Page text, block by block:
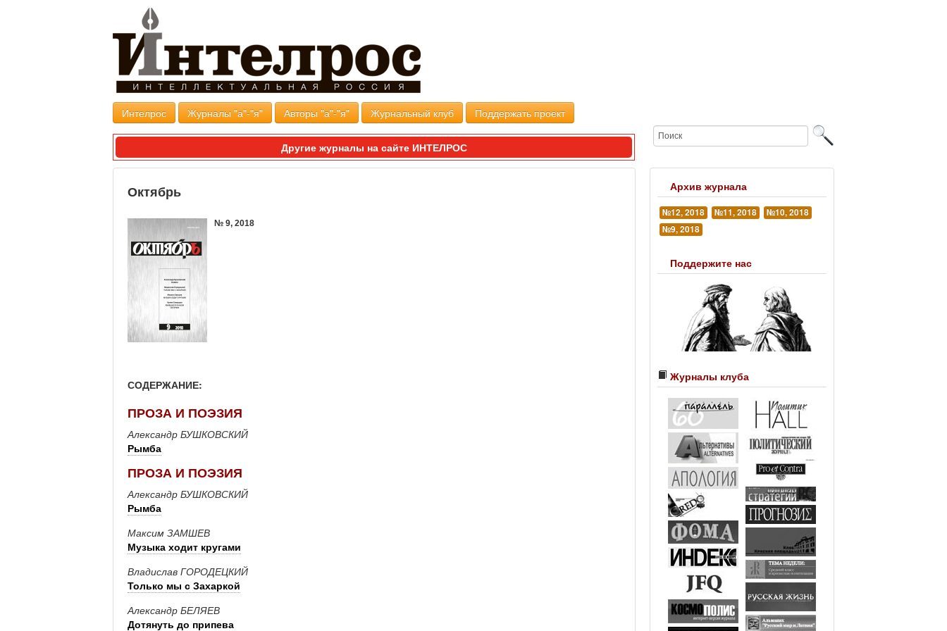
Интелрос Журналы "а"-"я" Авторы "а"-"я" Журнальный клуб Поддержать проект
Другие журналы на сайте ИНТЕЛРОС
Октябрь
№ 9, 2018
СОДЕРЖАНИЕ:
ПРОЗА И ПОЭЗИЯ
Александр БУШКОВСКИЙ
Рымба
ПРОЗА И ПОЭЗИЯ
Александр БУШКОВСКИЙ
Рымба
Максим ЗАМШЕВ
Музыка ходит кругами
Владислав ГОРОДЕЦКИЙ
Только мы с Захаркой
Александр БЕЛЯЕВ
Дотянуть до припева
Архив журнала
№12, 2018 №11, 2018
№10, 2018
№9, 2018
Поддержите нас
Журналы клуба